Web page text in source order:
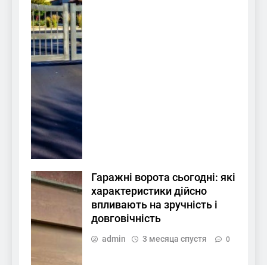
Гаражні ворота сьогодні: які
характеристики дійсно
впливають на зручність і
довговічність
admin 3 месяца спустя 0